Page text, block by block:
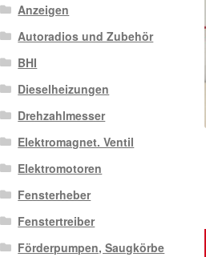
Anzeigen
Autoradios und Zubehör
BHI
Dieselheizungen
Drehzahlmesser
Elektromagnet. Ventil
Elektromotoren
Fensterheber
Fenstertreiber
Förderpumpen, Saugkörbe